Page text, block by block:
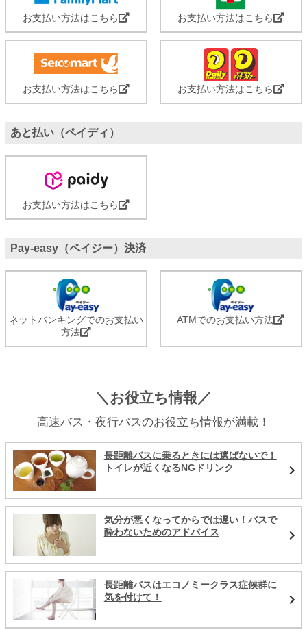
お支払い方法はこちら お支払い方法はこちら
お支払い方法はこちら お支払い方法はこちら
あと払い（ペイディ）
お支払い方法はこちら
Pay-easy（ペイジー）決済
ネットバンキングでのお支払い
方法
ATMでのお支払い方法
＼お役立ち情報／
高速バス・夜行バスのお役立ち情報が満載！
長距離バスに乗るときには選ばないで！
トイレが近くなるNGドリンク
気分が悪くなってからでは遅い！バスで
酔わないためのアドバイス
長距離バスはエコノミークラス症候群に
気を付けて！